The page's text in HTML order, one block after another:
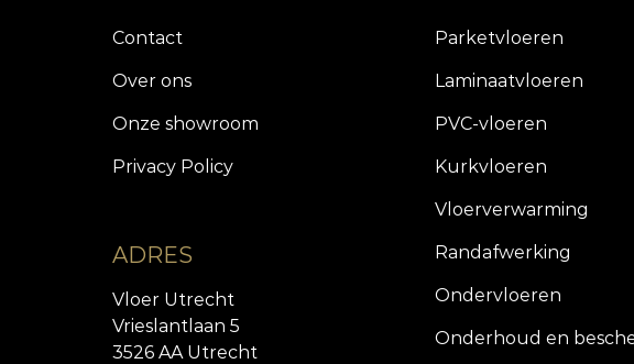
Contact
Over ons
Onze showroom
Privacy Policy
ADRES
Vloer Utrecht
Vrieslantlaan 5
3526 AA Utrecht
Parketvloeren
Laminaatvloeren
PVC-vloeren
Kurkvloeren
Vloerverwarming
Randafwerking
Ondervloeren
Onderhoud en